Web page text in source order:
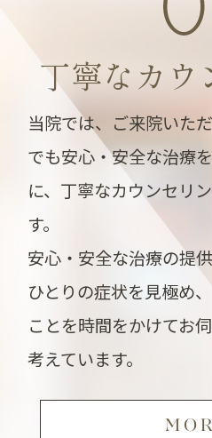
丁寧なカウ
当院では、ご来院いた
でも安心・安全な治療
に、丁寧なカウンセリ
す。
安心・安全な治療の提
ひとりの症状を見極め
ことを時間をかけてお
考えています。